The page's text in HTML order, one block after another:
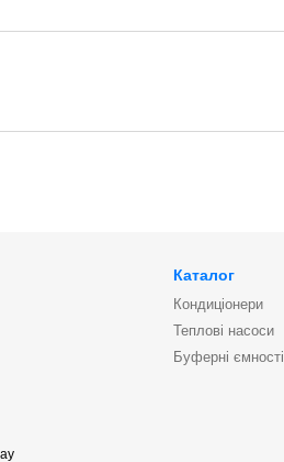
Каталог
Кондиціонери
Теплові насоси
Буферні ємності